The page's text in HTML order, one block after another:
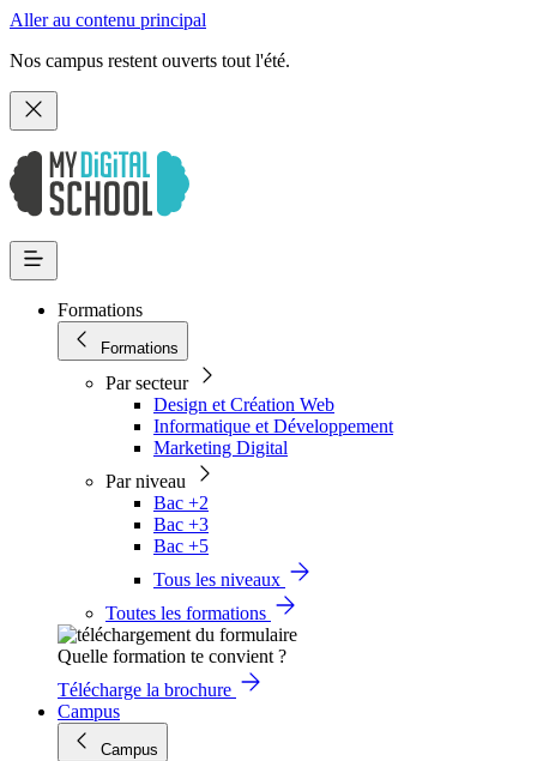
Aller au contenu principal
Nos campus restent ouverts tout l'été.
Formations
Formations
Par secteur
Design et Création Web
Informatique et Développement
Marketing Digital
Par niveau
Bac +2
Bac +3
Bac +5
Tous les niveaux
Toutes les formations
Quelle formation te convient ?
Télécharge la brochure
Campus
Campus